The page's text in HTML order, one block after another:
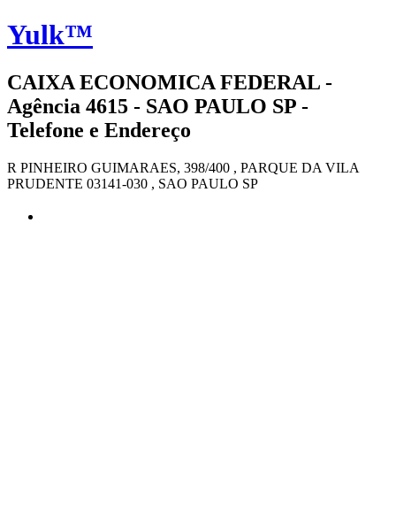
Yulk™
CAIXA ECONOMICA FEDERAL -
Agência 4615 - SAO PAULO SP -
Telefone e Endereço
R PINHEIRO GUIMARAES, 398/400 , PARQUE DA VILA
PRUDENTE 03141-030 , SAO PAULO SP